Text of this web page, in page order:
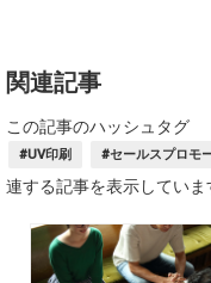
関連記事
この記事のハッシュタグ
#UV印刷 #セールスプロモ
連する記事を表示していま